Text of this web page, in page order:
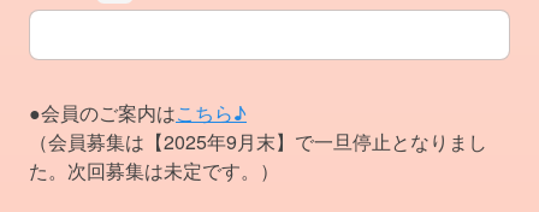
備考欄
●会員のご案内はこちら♪
（会員募集は【2025年9月末】で一旦停止となりまし
た。次回募集は未定です。）